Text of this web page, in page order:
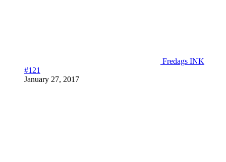
Fredags INK
#121
January 27, 2017